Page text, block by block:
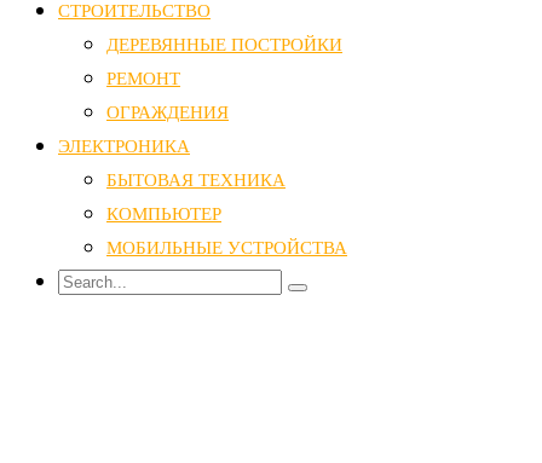
СТРОИТЕЛЬСТВО
ДЕРЕВЯННЫЕ ПОСТРОЙКИ
РЕМОНТ
ОГРАЖДЕНИЯ
ЭЛЕКТРОНИКА
БЫТОВАЯ ТЕХНИКА
КОМПЬЮТЕР
МОБИЛЬНЫЕ УСТРОЙСТВА